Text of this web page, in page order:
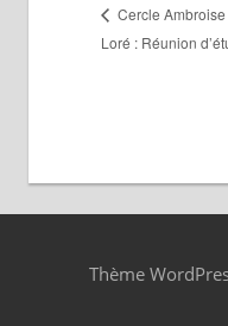
Cercle Ambroise
Loré : Réunion
Thème